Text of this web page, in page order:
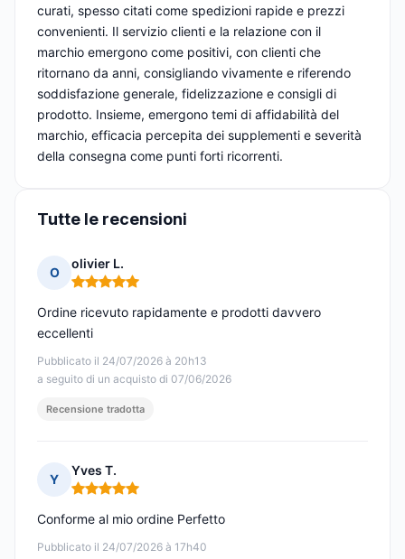
curati, spesso citati come spedizioni rapide e prezzi
convenienti. Il servizio clienti e la relazione con il
marchio emergono come positivi, con clienti che
ritornano da anni, consigliando vivamente e riferendo
soddisfazione generale, fidelizzazione e consigli di
prodotto. Insieme, emergono temi di affidabilità del
marchio, efficacia percepita dei supplementi e severità
della consegna come punti forti ricorrenti.
Tutte le recensioni
O
olivier L.
Nota: 5 su 5
Pubblicato il 24/07/2026 à 20h13
a seguito di un acquisto di 07/06/2026
Ordine ricevuto rapidamente e prodotti davvero
eccellenti
Recensione tradotta
Y
Yves T.
Nota: 5 su 5
Pubblicato il 24/07/2026 à 17h40
Conforme al mio ordine Perfetto